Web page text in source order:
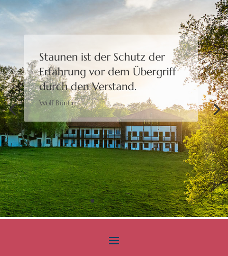
Staunen ist der Schutz der
Erfahrung vor dem Übergriff
durch den Verstand.
Wolf Büntig
Bewusstheit gibt uns die
Freiheit,eine Wahl zu treffen.
Moshé Feldenkrais